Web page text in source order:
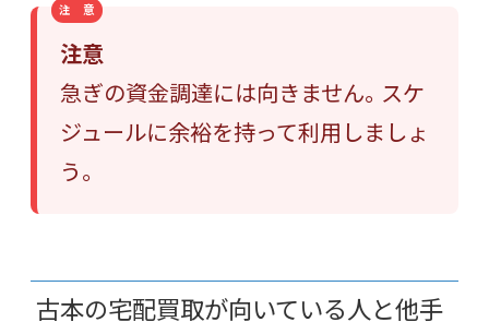
注 意
注意
急ぎの資金調達には向きません。スケ
ジュールに余裕を持って利用しましょ
う。
古本の宅配買取が向いている人と他手